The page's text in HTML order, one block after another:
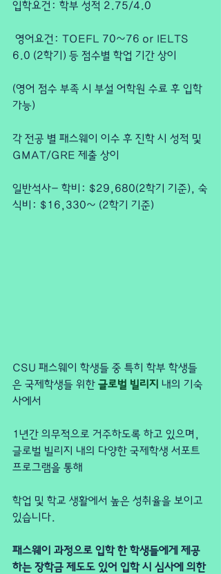
입학요건: 학부 성적 2.75/4.0
6.0 (2학기) 등 점수별 학업 기간 상이
(영어 점수 부족 시 부설 어학원 수료 후 입학
가능)
각 전공 별 패스웨이 이수 후 진학 시 성적 및
GMAT/GRE 제출 상이
일반석사- 학비: $29,680(2학기 기준), 숙
식비: $16,330~ (2학기 기준)
CSU 패스웨이 학생들 중 특히 학부 학생들
은 국제학생들 위한 글로벌 빌리지 내의 기숙
사에서
1년간 의무적으로 거주하도록 하고 있으며,
글로벌 빌리지 내의 다양한 국제학생 서포트
프로그램을 통해
학업 및 학교 생활에서 높은 성취율을 보이고
있습니다.
패스웨이 과정으로 입학 한 학생들에게 제공
하는 장학금 제도도 있어 입학 시 심사에 의한